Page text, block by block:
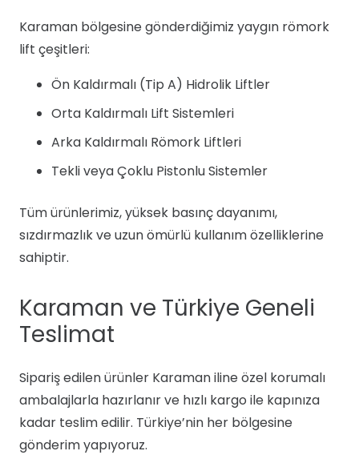
Karaman bölgesine gönderdiğimiz yaygın römork
lift çeşitleri:
Ön Kaldırmalı (Tip A) Hidrolik Liftler
Orta Kaldırmalı Lift Sistemleri
Arka Kaldırmalı Römork Liftleri
Tekli veya Çoklu Pistonlu Sistemler
Tüm ürünlerimiz, yüksek basınç dayanımı,
sızdırmazlık ve uzun ömürlü kullanım özelliklerine
sahiptir.
Karaman ve Türkiye Geneli
Teslimat
Sipariş edilen ürünler Karaman iline özel korumalı
ambalajlarla hazırlanır ve hızlı kargo ile kapınıza
kadar teslim edilir. Türkiye’nin her bölgesine
gönderim yapıyoruz.